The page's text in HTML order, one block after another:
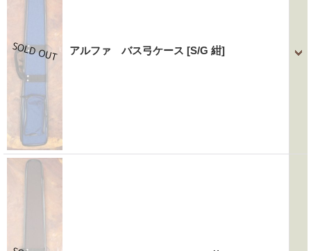
アルファ バス弓ケース [S/G 紺]